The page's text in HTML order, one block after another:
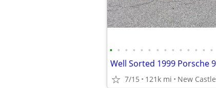
• • • • • • • • • • • • • •
7/15 121k mi New Castle